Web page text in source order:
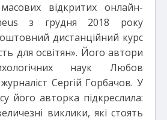
відкритих онлайн-
з грудня 2018 року
дистанційний курс
для освітян». Його автори
наук Любов
Сергій Горбачов. У
його авторка підкреслила:
виклики, які стоять